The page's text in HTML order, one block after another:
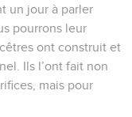
un jour à parler
pourrons leur
ont construit et
Ils l’ont fait non
mais pour